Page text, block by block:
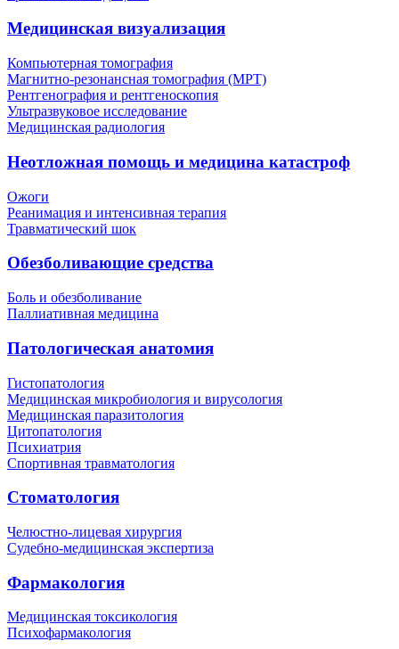
Медицинская визуализация
Компьютерная томография
Магнитно-резонансная томография (МРТ)
Рентгенография и рентгеноскопия
Ультразвуковое исследование
Медицинская радиология
Неотложная помощь и медицина катастроф
Ожоги
Реанимация и интенсивная терапия
Травматический шок
Обезболивающие средства
Боль и обезболивание
Паллиативная медицина
Патологическая анатомия
Гистопатология
Медицинская микробиология и вирусология
Медицинская паразитология
Цитопатология
Психиатрия
Спортивная травматология
Стоматология
Челюстно-лицевая хирургия
Судебно-медицинская экспертиза
Фармакология
Медицинская токсикология
Психофармакология